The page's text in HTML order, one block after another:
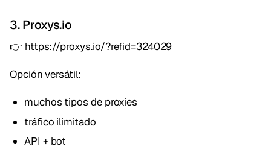
3. Proxys.io
👉 https://proxys.io/?refid=324029
Opción versátil:
muchos tipos de proxies
tráfico ilimitado
API + bot